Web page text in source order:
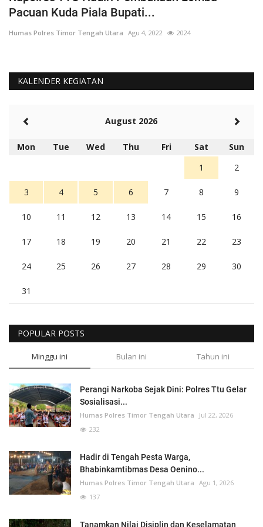
Pacuan Kuda Piala Bupati...
Humas Polres Timor Tengah Utara Agu 4, 2022 2024
KALENDER KEGIATAN
August 2026
Mon Tue Wed Thu Fri Sat
Sun
1
2
3 4 5 6 7 8 9
10 11 12 13 14 15 16
17 18 19 20 21 22 23
24 25 26 27 28 29 30
31
POPULAR POSTS
Minggu ini Bulan ini Tahun ini
Perangi Narkoba Sejak Dini: Polres Ttu Gelar
Sosialisasi...
Humas Polres Timor Tengah Utara
Jul 22, 2026
232
Hadir di Tengah Pesta Warga,
Bhabinkamtibmas Desa Oenino...
Humas Polres Timor Tengah Utara Agu 1, 2026
137
Tanamkan Nilai Disiplin dan Keselamatan